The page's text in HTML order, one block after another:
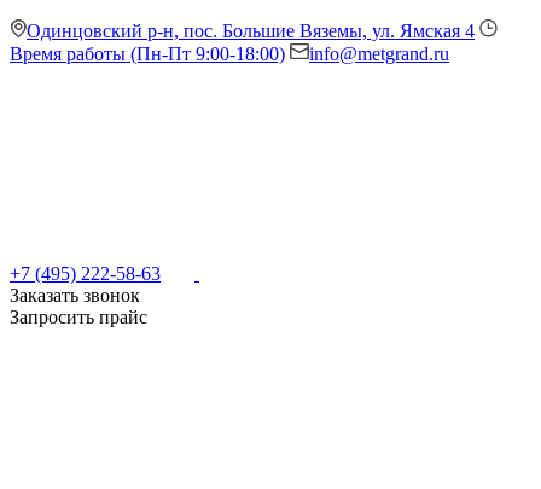
Одинцовский р-н, пос. Большие Вяземы, ул. Ямская 4
Время работы (Пн-Пт 9:00-18:00)
info@metgrand.ru
+7 (495) 222-58-63
Заказать звонок
Запросить прайс